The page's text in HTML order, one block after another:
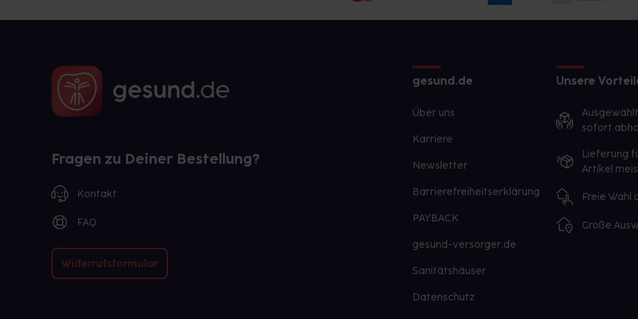
Fragen zu Deiner Bestellung?
Kontakt
FAQ
Widerrufsformular
gesund.de
Über uns
Karriere
Newsletter
Barrierefreiheitserklärung
PAYBACK
gesund-versorger.de
Sanitätshäuser
Datenschutz
Unsere
sofort
Lieferung
Artikel
Freie Wahl
Große